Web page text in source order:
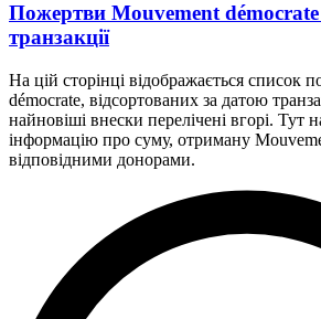
Пожертви Mouvement
транзакції
На цій сторінці відображається список
démocrate, відсортованих за датою
найновіші внески перелічені вгорі. Тут
інформацію про суму, отриману
відповідними донорами.